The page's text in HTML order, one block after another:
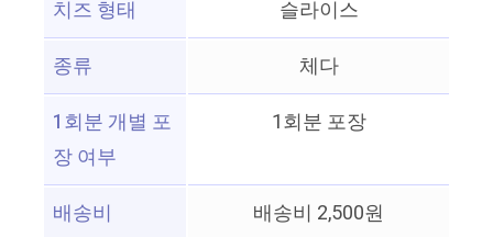
치즈 형태
슬라이스
종류
체다
1회분 개별 포
장 여부
1회분 포장
배송비 배송비 2,500원